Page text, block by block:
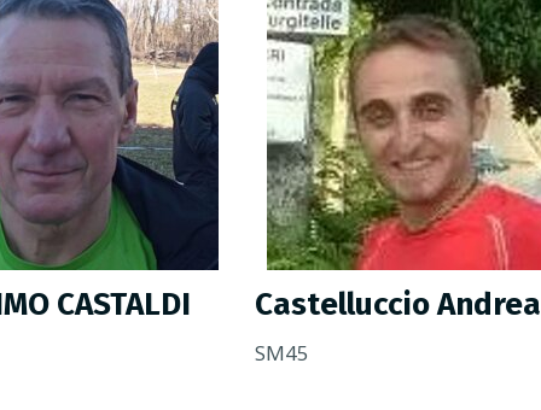
CASTALDI Castelluccio Andrea
SM45